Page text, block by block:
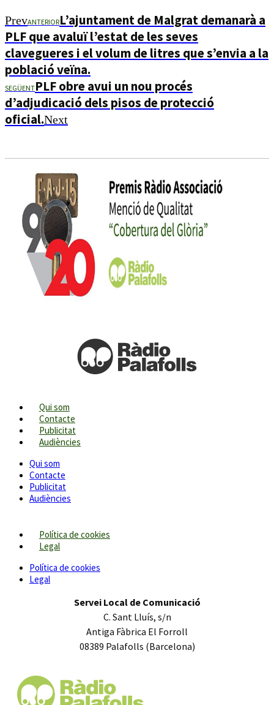
PrevANTERIORL’ajuntament de Malgrat demanarà a
PLF que avaluï l’estat de les seves
clavegueres i el volum de litres que s’envia a la
població veïna.
SEGÜENTPLF obre avui un nou procés
d’adjudicació dels pisos de protecció
oficial.Next
Qui som
Contacte
Publicitat
Audiències
Qui som
Contacte
Publicitat
Audiències
Política de cookies
Legal
Política de cookies
Legal
Servei Local de Comunicació
C. Sant Lluís, s/n
Antiga Fàbrica El Forroll
08389 Palafolls (Barcelona)